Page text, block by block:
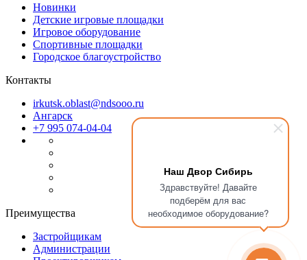
Наш Двор Сибирь
Здравствуйте! Давайте
подберём для вас
необходимое оборудование?
Новинки
Детские игровые площадки
Игровое оборудование
Спортивные площадки
Городское благоустройство
Контакты
irkutsk.oblast@ndsooo.ru
Ангарск
+7 995 074-04-04
Преимущества
Застройщикам
Администрации
Файлы cookie
Мы используем файлы cookie для улучшения взаимодействия
с пользователями и обслуживания. Продолжая просмотр
страниц нашего сайта, вы принимаете условия
Политики в
отношении обработки персональных данных